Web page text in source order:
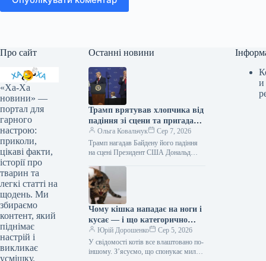
Про сайт
«Ха-Ха
новини» —
портал для
гарного
настрою:
приколи,
цікаві факти,
історії про
тварин та
легкі статті на
щодень. Ми
збираємо
контент, який
піднімає
настрій і
викликає
усмішку.
Останні новини
Трамп врятував хлопчика від
падіння зі сцени та пригадав
Байдена (відео)
Ольга Ковальчук
Сер 7, 2026
Трамп нагадав Байдену його падіння
на сцені Президент США Дональд
сцени та обмовився про…
Чому кішка нападає на ноги і
кусає — і що категорично
заборонено робити у відповідь
Юрій Дорошенко
Сер 5, 2026
У свідомості котів все влаштовано по-
іншому. З’ясуємо, що спонукає милу
и